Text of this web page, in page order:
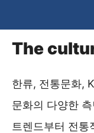
텐
The
한류, 전통문화,
문화의 다양한
트렌드부터 전통